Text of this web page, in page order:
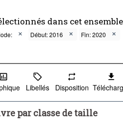
dans cet
Début: 2016
Fin: 2020
Libellés Disposition
par classe de taille